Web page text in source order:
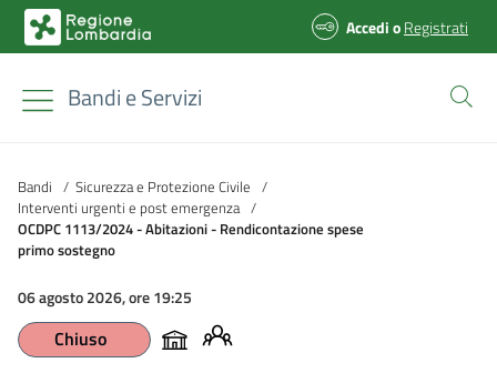
AccedioRegistrati
Bandi e Servizi
Bandi / Sicurezza e Protezione Civile /
Interventi urgenti e post emergenza /
OCDPC 1113/2024 - Abitazioni - Rendicontazione spese
primo sostegno
06 agosto 2026, ore 19:25
Chiuso